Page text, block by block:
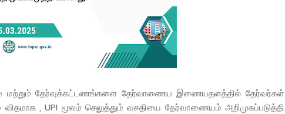
மற்றும் தேர்வுக்கட்டணங்களை தேர்வாணைய இணையதளத்தில் தேர்வர்கள்
விதமாக , UPI மூலம் செலுத்தும் வசதியை தேர்வாணையம் அறிமுகப்படுத்தி